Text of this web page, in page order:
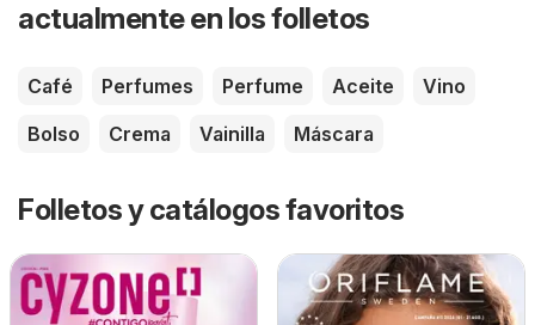
actualmente en los folletos
Café Perfumes Perfume Aceite
Vino
Bolso
Crema Vainilla Máscara
Folletos y catálogos favoritos